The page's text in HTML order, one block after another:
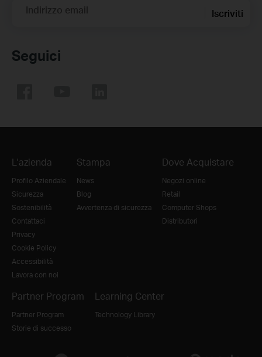
Indirizzo email Iscriviti
Seguici
L'azienda
Profilo Aziendale
Sicurezza
Sostenibilità
Contattaci
Privacy
Cookie Policy
Accessibilità
Lavora con noi
Stampa
News
Blog
Avvertenza di sicurezza
Dove Acquistare
Negozi online
Retail
Computer Shops
Distributori
Partner Program
Partner Program
Storie di successo
Learning Center
Technology Library